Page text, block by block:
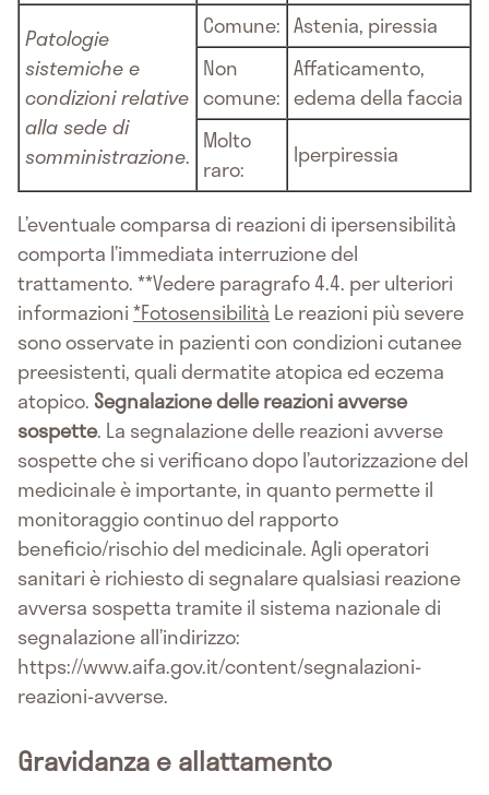
Patologie
sistemiche e
condizioni relative
alla sede di
somministrazione.
Comune: Astenia, piressia
Non
comune:
Affaticamento,
edema della faccia
Molto
raro:
Iperpiressia
L’eventuale comparsa di reazioni di ipersensibilità
comporta l’immediata interruzione del
trattamento. **Vedere paragrafo 4.4. per ulteriori
informazioni*Fotosensibilità Le reazioni più severe
sono osservate in pazienti con condizioni cutanee
preesistenti, quali dermatite atopica ed eczema
atopico. Segnalazione delle reazioni avverse
sospette. La segnalazione delle reazioni avverse
sospette che si verificano dopo l’autorizzazione del
medicinale è importante, in quanto permette il
monitoraggio continuo del rapporto
beneficio/rischio del medicinale. Agli operatori
sanitari è richiesto di segnalare qualsiasi reazione
avversa sospetta tramite il sistema nazionale di
segnalazione all’indirizzo:
https://www.aifa.gov.it/content/segnalazioni-
reazioni-avverse.
Gravidanza e allattamento